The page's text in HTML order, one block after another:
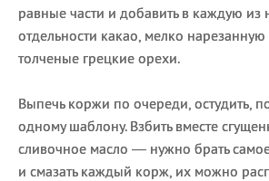
равные части и добавить в каждую из
отдельности какао, мелко нарезанную
толченые грецкие орехи.
Выпечь коржи по очереди, остудить,
одному шаблону. Взбить вместе
сливочное масло — нужно брать
и смазать каждый корж, их можно